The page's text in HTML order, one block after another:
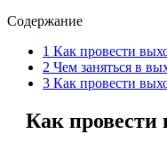
Содержание
1 Как провести
2 Чем заняться в
3 Как провести
Как провести